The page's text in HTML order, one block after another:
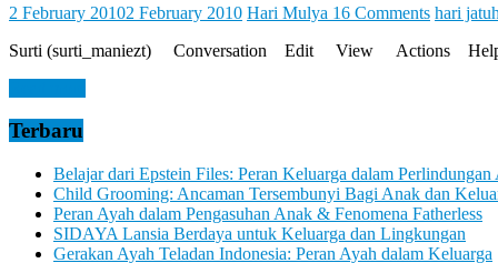
You
Feel
It
2 February 20102 February 2010 Hari Mulya 16 Comments hari
Surti (surti_maniezt) Conversation Edit View Actions Help
Terbaru
Belajar dari Epstein Files: Peran Keluarga dalam Perlindungan
Child Grooming: Ancaman Tersembunyi Bagi Anak dan
Peran Ayah dalam Pengasuhan Anak & Fenomena Fatherless
SIDAYA Lansia Berdaya untuk Keluarga dan Lingkungan
Gerakan Ayah Teladan Indonesia: Peran Ayah dalam Keluarga